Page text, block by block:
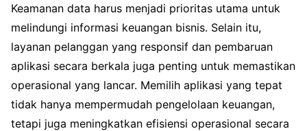
Keamanan data harus menjadi prioritas utama untuk
melindungi informasi keuangan bisnis. Selain itu,
layanan pelanggan yang responsif dan pembaruan
aplikasi secara berkala juga penting untuk memastikan
operasional yang lancar. Memilih aplikasi yang tepat
tidak hanya mempermudah pengelolaan keuangan,
tetapi juga meningkatkan efisiensi operasional secara